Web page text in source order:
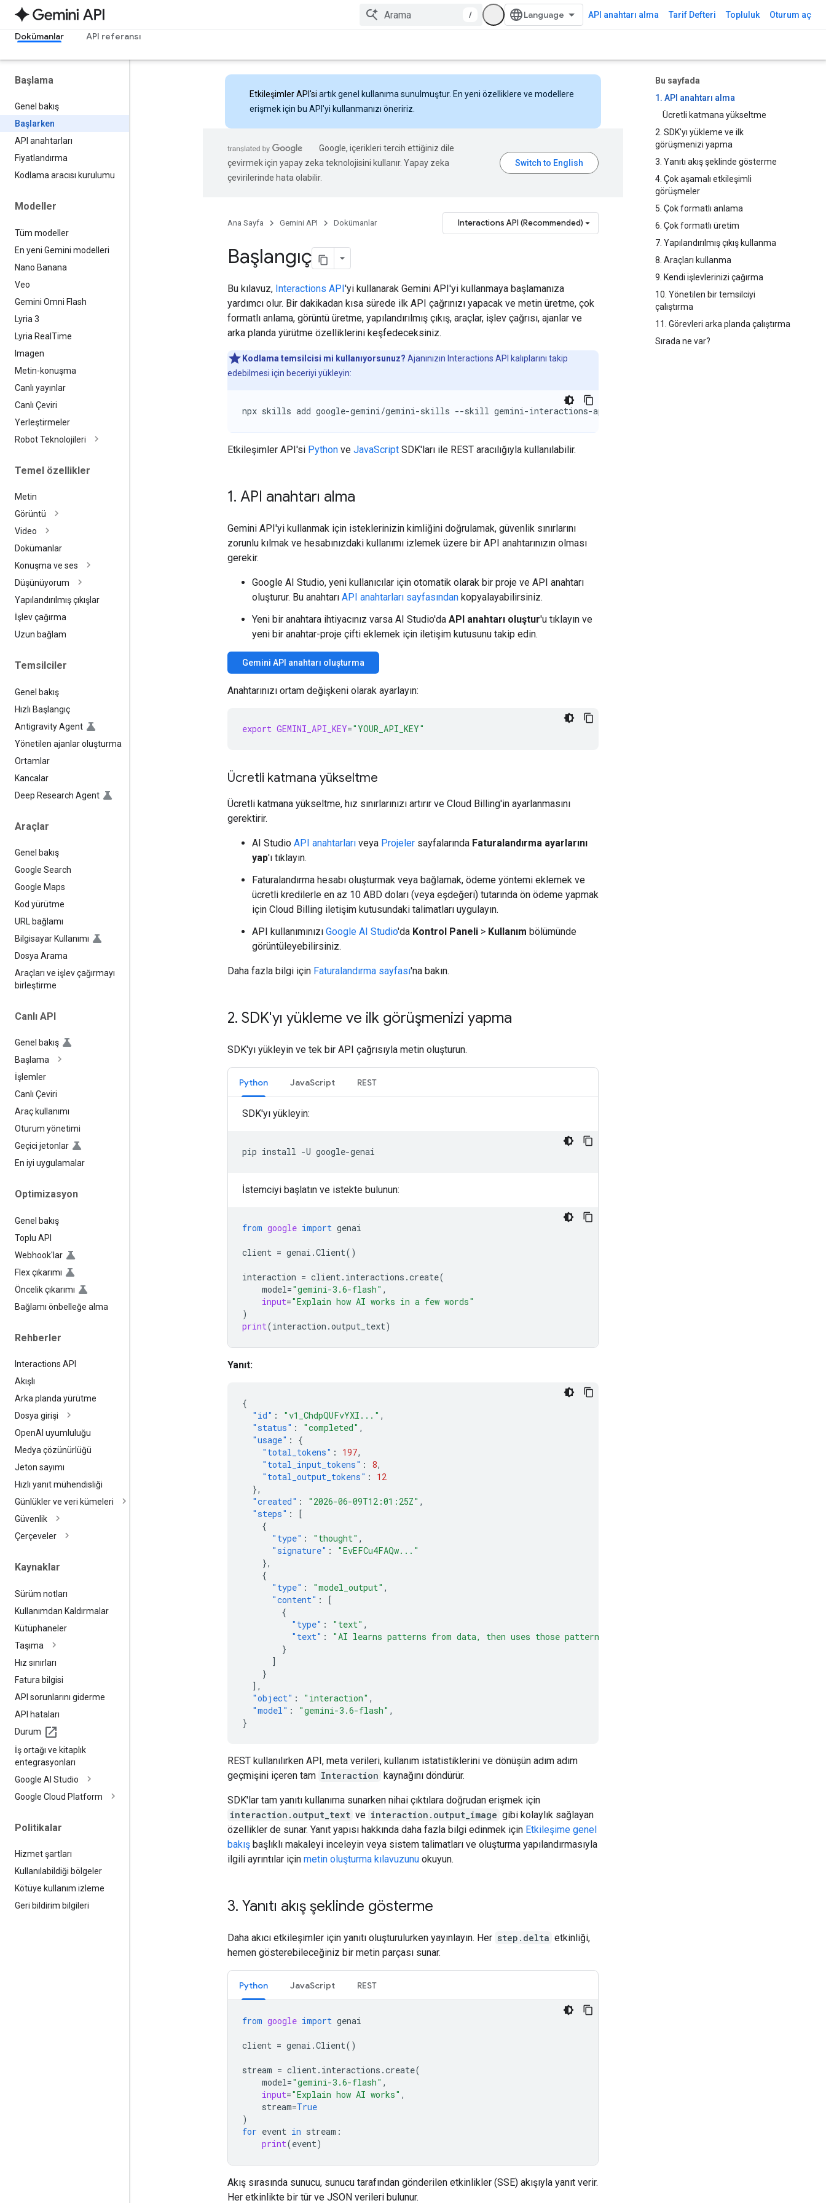
/ API anahtarı alma Tarif Defteri Topluluk Oturum aç
Dokümanlar API referansı
Başlama
Genel bakış
Başlarken
API anahtarları
Fiyatlandırma
Kodlama aracısı kurulumu
Modeller
Tüm modeller
En yeni Gemini modelleri
Nano Banana
Veo
Gemini Omni Flash
Lyria 3
Lyria Real Time
Imagen
Metin-konuşma
Canlı yayınlar
Canlı Çeviri
Yerleştirmeler
Robot Teknolojileri
Temel özellikler
Metin
Görüntü
Video
Dokümanlar
Konuşma ve ses
Düşünüyorum
Yapılandırılmış çıkışlar
İşlev çağırma
Uzun bağlam
Temsilciler
Genel bakış
Hızlı Başlangıç
Antigravity Agent
Yönetilen ajanlar oluşturma
Ortamlar
Kancalar
Deep Research Agent
Araçlar
Genel bakış
Google Search
Google Maps
Kod yürütme
URL bağlamı
Bilgisayar Kullanımı
Dosya Arama
Araçları ve işlev çağırmayı
birleştirme
Canlı API
Genel bakış
Başlama
İşlemler
Canlı Çeviri
Araç kullanımı
Oturum yönetimi
Geçici jetonlar
En iyi uygulamalar
Optimizasyon
Genel bakış
Toplu API
Webhook'lar
Flex çıkarımı
Öncelik çıkarımı
Bağlamı önbelleğe alma
Rehberler
Interactions API
Akışlı
Arka planda yürütme
Dosya girişi
OpenAI uyumluluğu
Medya çözünürlüğü
Jeton sayımı
Hızlı yanıt mühendisliği
Günlükler ve veri kümeleri
Güvenlik
Çerçeveler
Kaynaklar
Sürüm notları
Kullanımdan Kaldırmalar
Kütüphaneler
Taşıma
Hız sınırları
Fatura bilgisi
API sorunlarını giderme
API hataları
Durum
İş ortağı ve kitaplık
entegrasyonları
Google AI Studio
Google Cloud Platform
Politikalar
Hizmet şartları
Kullanılabildiği bölgeler
Kötüye kullanım izleme
Geri bildirim bilgileri
Bu sayfada
1. API anahtarı alma
Ücretli katmana yükseltme
2. SDK'yı yükleme ve ilk
görüşmenizi yapma
3. Yanıtı akış şeklinde gösterme
4. Çok aşamalı etkileşimli
görüşmeler
5. Çok formatlı anlama
6. Çok formatlı üretim
7. Yapılandırılmış çıkış kullanma
8. Araçları kullanma
9. Kendi işlevlerinizi çağırma
10. Yönetilen bir temsilciyi
çalıştırma
11. Görevleri arka planda çalıştırma
Sırada ne var?
Etkileşimler API'si artık genel kullanıma sunulmuştur. En yeni özelliklere ve modellere
erişmek için bu API'yi kullanmanızı öneririz.
Google, içerikleri tercih ettiğiniz dile
çevirmek için yapay zeka teknolojisini kullanır. Yapay zeka
çevirilerinde hata olabilir.
Ana Sayfa Gemini API Dokümanlar Interactions API (Recommended)
Başlangıç
Bu kılavuz, Interactions API'yi kullanarak Gemini API'yi kullanmaya başlamanıza
yardımcı olur. Bir dakikadan kısa sürede ilk API çağrınızı yapacak ve metin üretme, çok
formatlı anlama, görüntü üretme, yapılandırılmış çıkış, araçlar, işlev çağrısı, ajanlar ve
arka planda yürütme özelliklerini keşfedeceksiniz.
Kodlama temsilcisi mi kullanıyorsunuz? Ajanınızın Interactions API kalıplarını takip
edebilmesi için beceriyi yükleyin:
npx skills add google-gemini/gemini-skills --skill gemini-interactions-api
Etkileşimler API'si Python ve JavaScript SDK'ları ile REST aracılığıyla kullanılabilir.
1. API anahtarı alma
Gemini API'yi kullanmak için isteklerinizin kimliğini doğrulamak, güvenlik sınırlarını
zorunlu kılmak ve hesabınızdaki kullanımı izlemek üzere bir API anahtarınızın olması
gerekir.
Google AI Studio, yeni kullanıcılar için otomatik olarak bir proje ve API anahtarı
oluşturur. Bu anahtarı API anahtarları sayfasından kopyalayabilirsiniz.
Yeni bir anahtara ihtiyacınız varsa AI Studio'da API anahtarı oluştur'u tıklayın ve
yeni bir anahtar-proje çifti eklemek için iletişim kutusunu takip edin.
Gemini API anahtarı oluşturma
Anahtarınızı ortam değişkeni olarak ayarlayın:
export GEMINI_API_KEY="YOUR_API_KEY"
Ücretli katmana yükseltme
Ücretli katmana yükseltme, hız sınırlarınızı artırır ve Cloud Billing'in ayarlanmasını
gerektirir.
AI Studio API anahtarları veya Projeler sayfalarında Faturalandırma ayarlarını
yap'ı tıklayın.
Faturalandırma hesabı oluşturmak veya bağlamak, ödeme yöntemi eklemek ve
ücretli kredilerle en az 10 ABD doları (veya eşdeğeri) tutarında ön ödeme yapmak
için Cloud Billing iletişim kutusundaki talimatları uygulayın.
API kullanımınızı Google AI Studio'da Kontrol Paneli > Kullanım bölümünde
görüntüleyebilirsiniz.
Daha fazla bilgi için Faturalandırma sayfası'na bakın.
2. SDK'yı yükleme ve ilk görüşmenizi yapma
SDK'yı yükleyin ve tek bir API çağrısıyla metin oluşturun.
Python JavaScript REST
SDK'yı yükleyin:
pip install -U
İstemciyi başlatın ve istekte bulunun:
from google import genai
client = genai .Client()
interaction = client. interactions .create(
model="gemini-3.6-flash" ,
input="Explain how AI works in a few words"
)
print(interaction .output_text)
Yanıt:
{
"id" : "v1_ChdpQUFvYXI..." ,
"status" : "completed" ,
"usage" :
{
"total_tokens" : 197,
"total_input_tokens" : 8,
"total_output_tokens" :
12
},
"created" : "2026-06-09T12:01:25Z" ,
"steps" :
[
{
"type" : "thought" ,
"signature" :
"EvEFCu4FAQw..."
},
{
"type" : "model_output" ,
"content" :
[
{
"type" : "text" ,
"text" :
"AI learns patterns from data, then uses those patterns to make predictions or decisions on new
}
]
}
],
"object" : "interaction" ,
"model" : "gemini-3.6-flash" ,
}
REST kullanılırken API, meta verileri, kullanım istatistiklerini ve dönüşün adım adım
geçmişini içeren tam Interaction kaynağını döndürür.
SDK'lar tam yanıtı kullanıma sunarken nihai çıktılara doğrudan erişmek için
interaction.output_text ve interaction.output_image gibi kolaylık sağlayan
özellikler de sunar. Yanıt yapısı hakkında daha fazla bilgi edinmek için Etkileşime genel
bakış başlıklı makaleyi inceleyin veya sistem talimatları ve oluşturma yapılandırmasıyla
ilgili ayrıntılar için metin oluşturma kılavuzunu okuyun.
3. Yanıtı akış şeklinde gösterme
Daha akıcı etkileşimler için yanıtı oluşturulurken yayınlayın. Her step.delta etkinliği,
hemen gösterebileceğiniz bir metin parçası sunar.
Python JavaScript REST
from google import genai
client = genai .Client()
stream = client. interactions .create(
model="gemini-3.6-flash" ,
input="Explain how AI works" ,
stream=True
)
for event in stream :
print(event)
Akış sırasında sunucu, sunucu tarafından gönderilen etkinlikler (SSE) akışıyla yanıt verir.
Her etkinlikte bir tür ve JSON verileri bulunur.